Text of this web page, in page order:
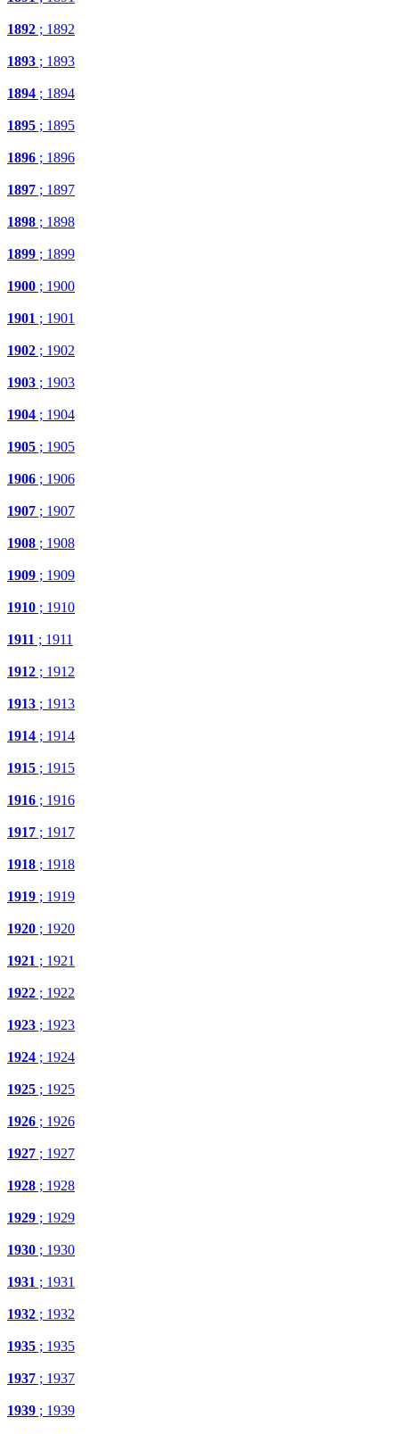
1892 ; 1892
1893 ; 1893
1894 ; 1894
1895 ; 1895
1896 ; 1896
1897 ; 1897
1898 ; 1898
1899 ; 1899
1900 ; 1900
1901 ; 1901
1902 ; 1902
1903 ; 1903
1904 ; 1904
1905 ; 1905
1906 ; 1906
1907 ; 1907
1908 ; 1908
1909 ; 1909
1910 ; 1910
1911 ; 1911
1912 ; 1912
1913 ; 1913
1914 ; 1914
1915 ; 1915
1916 ; 1916
1917 ; 1917
1918 ; 1918
1919 ; 1919
1920 ; 1920
1921 ; 1921
1922 ; 1922
1923 ; 1923
1924 ; 1924
1925 ; 1925
1926 ; 1926
1927 ; 1927
1928 ; 1928
1929 ; 1929
1930 ; 1930
1931 ; 1931
1932 ; 1932
1935 ; 1935
1937 ; 1937
1939 ; 1939